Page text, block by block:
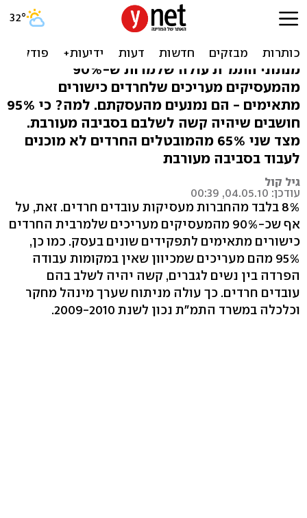
רק 8% מהחברות מעסיקות
חרדים. במי האשם?
מנתוני התמ"ת עולה שלמרות ש-90%
מהמעסיקים מעריכים שלחרדים כישורים
מתאימים - הם נמנעים מהעסקתם. למה? כי 95%
חושבים שיהיה קשה לשלבם בסביבה מעורבת.
מצד שני 65% מהמובטלים החרדים לא מוכנים
לעבוד בסביבה מעורבת
גיל קול
עודכן: 04.05.10, 00:39
8% בלבד מהחברות מעסיקות עובדים חרדים. זאת, על
אף שכ-90% מהמעסיקים מעריכים שלמרבית החרדים
כישורים מתאימים לתפקידים שונים בעסק. כמו כן,
95% מהם מעריכים שמכיוון שאין במקומות עבודה
הפרדה בין נשים לגברים, קשה יהיה לשלב בהם
עובדים חרדים. כך עולה מניתוח שערך מינהל מחקר
וכלכלה במשרד התמ"ת נכון לשנת 2009-2010.